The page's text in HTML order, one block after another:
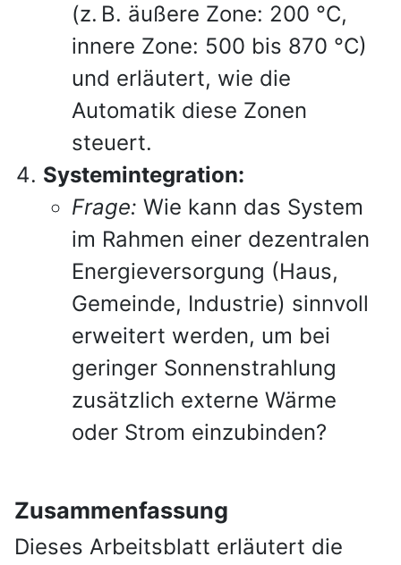
(z. B. äußere Zone: 200 °C,
innere Zone: 500 bis 870 °C)
und erläutert, wie die
Automatik diese Zonen
steuert.
Systemintegration:
Frage: Wie kann das System
im Rahmen einer dezentralen
Energieversorgung (Haus,
Gemeinde, Industrie) sinnvoll
erweitert werden, um bei
geringer Sonnenstrahlung
zusätzlich externe Wärme
oder Strom einzubinden?
Zusammenfassung
Dieses Arbeitsblatt erläutert die